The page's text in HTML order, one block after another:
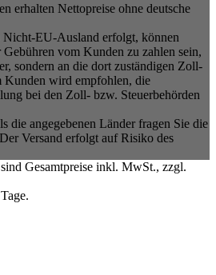
erhalten Nettopreise ohne deutsche
EU-Ausland erfolgt, können
vom Kunden zu zahlen sein,
sondern an die dort zuständigen Zoll-
Kunden wird empfohlen, die
bei den Zoll- bzw. Steuerbehörden
die angegebenen Länder fragen Sie die
Versand erfolgt auf Risiko des
Gesamtpreise inkl. MwSt., zzgl.